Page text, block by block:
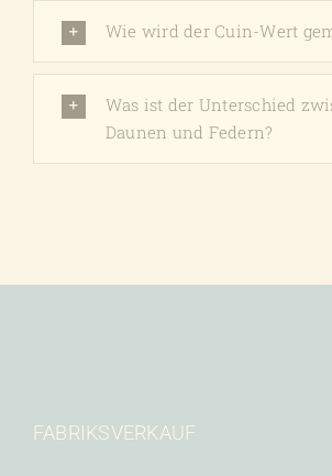
Wie wird der Cuin-Wert
Was ist der Unterschied
Daunen und Federn?
FABRIKSVERKAUF